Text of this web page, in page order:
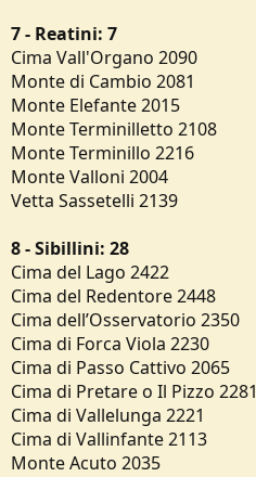
7 - Reatini: 7
Cima Vall'Organo 2090
Monte di Cambio 2081
Monte Elefante 2015
Monte Terminilletto 2108
Monte Terminillo 2216
Monte Valloni 2004
Vetta Sassetelli 2139
8 - Sibillini: 28
Cima del Lago 2422
Cima del Redentore 2448
Cima dell’Osservatorio 2350
Cima di Forca Viola 2230
Cima di Passo Cattivo 2065
Cima di Pretare o Il Pizzo 2281
Cima di Vallelunga 2221
Cima di Vallinfante 2113
Monte Acuto 2035